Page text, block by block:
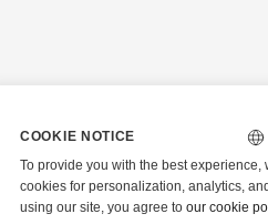
COOKIE NOTICE
To provide you with the best experience,
cookies for personalization, analytics,
using our site, you agree to our cookie